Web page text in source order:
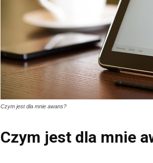
Czym jest dla mnie awans?
Czym jest dla mnie